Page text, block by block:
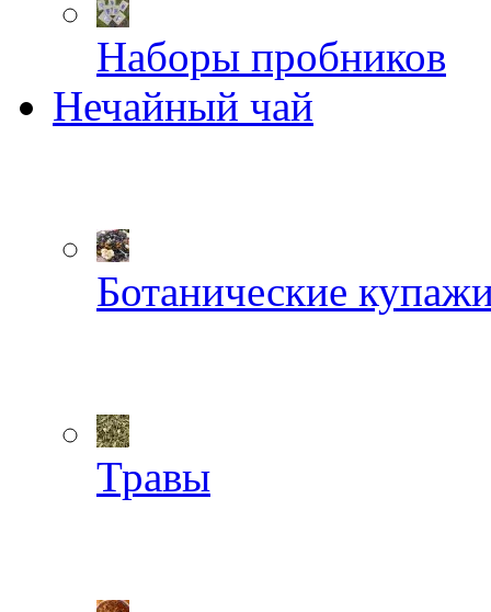
Наборы пробников
Нечайный чай
Ботанические
Травы